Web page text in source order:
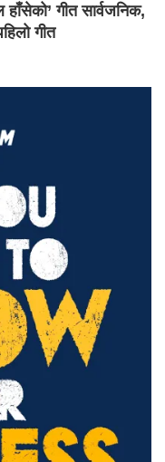
हाँसेको’ गीत सार्वजनिक,
गीत